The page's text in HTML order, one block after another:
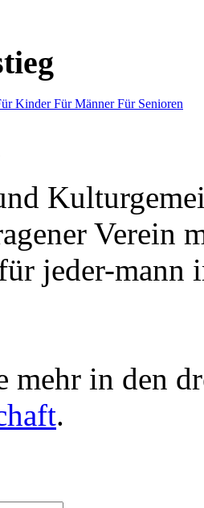
KinderFür MännerFür Senioren
Verein
jeder-mann
mehr in den
.